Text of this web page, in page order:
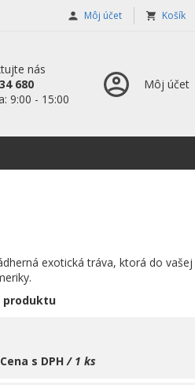
Môj účet Košík
nás
680
9:00 - 15:00
Môj účet
exotická tráva, ktorá do
produktu
Cena s DPH/ 1 ks